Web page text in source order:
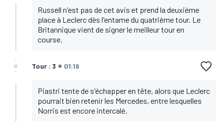
Russell n'est pas de cet avis et prend la deuxième
place à Leclerc dès l'entame du quatrième tour. Le
Britannique vient de signer le meilleur tour en
course.
Tour : 3 01:19
Piastri tente de s'échapper en tête, alors que Leclerc
pourrait bien retenir les Mercedes, entre lesquelles
Norris est encore intercalé.